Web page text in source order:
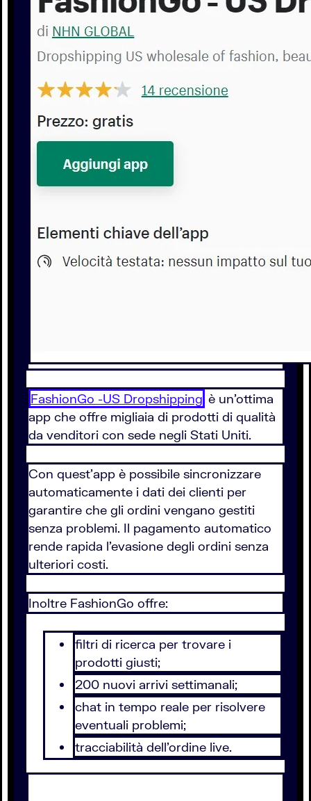
FashionGo -US Dropshipping è un'ottima
app che offre migliaia di prodotti di qualità
da venditori con sede negli Stati Uniti.
Con quest'app è possibile sincronizzare
automaticamente i dati dei clienti per
garantire che gli ordini vengano gestiti
senza problemi. Il pagamento automatico
rende rapida l'evasione degli ordini senza
ulteriori costi.
Inoltre FashionGo offre:
filtri di ricerca per trovare i
prodotti giusti;
200 nuovi arrivi settimanali;
chat in tempo reale per risolvere
eventuali problemi;
tracciabilità dell'ordine live.